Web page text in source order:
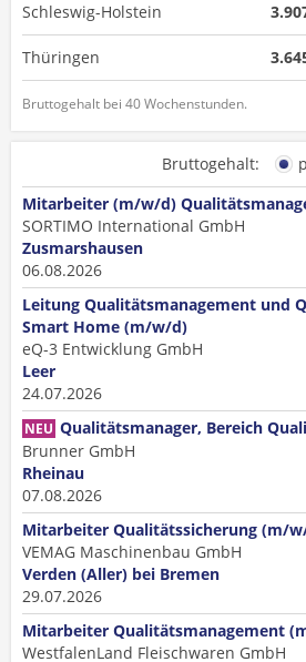
Schleswig-Holstein
Thüringen
Bruttogehalt bei 40 Wochenstunden.
Bruttogehalt:
Mitarbeiter (m/w/d)
SORTIMO International GmbH
Zusmarshausen
06.08.2026
Leitung Qualitätsmanagement und
Smart Home (m/w/d)
eQ-3 Entwicklung GmbH
Leer
24.07.2026
NEU Qualitätsmanager, Bereich
Brunner GmbH
Rheinau
07.08.2026
Mitarbeiter Qualitätssicherung (m/
VEMAG Maschinenbau GmbH
Verden (Aller) bei Bremen
29.07.2026
Mitarbeiter Qualitätsmanagement
WestfalenLand Fleischwaren GmbH